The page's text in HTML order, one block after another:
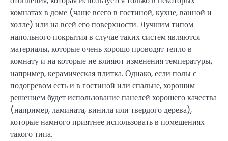
комнатах в доме (чаще всего в гостиной, кухне, ванной и
холле) или на всей его поверхности. Лучшим типом
напольного покрытия в случае таких систем являются
материалы, которые очень хорошо проводят тепло в
комнату и на которые не влияют изменения температуры,
например, керамическая плитка. Однако, если полы с
подогревом есть и в гостиной или спальне, хорошим
решением будет использование панелей хорошего качества
(например, ламината, винила или твердого дерева),
которые намного приятнее использовать в помещениях
такого типа.